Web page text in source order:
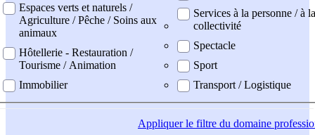
Espaces verts et naturels /
Agriculture / Pêche / Soins aux
animaux
Hôtellerie - Restauration /
Tourisme / Animation
Immobilier
Services à la personne / à la
collectivité
Spectacle
Sport
Transport / Logistique
Appliquerle filtre du domaine